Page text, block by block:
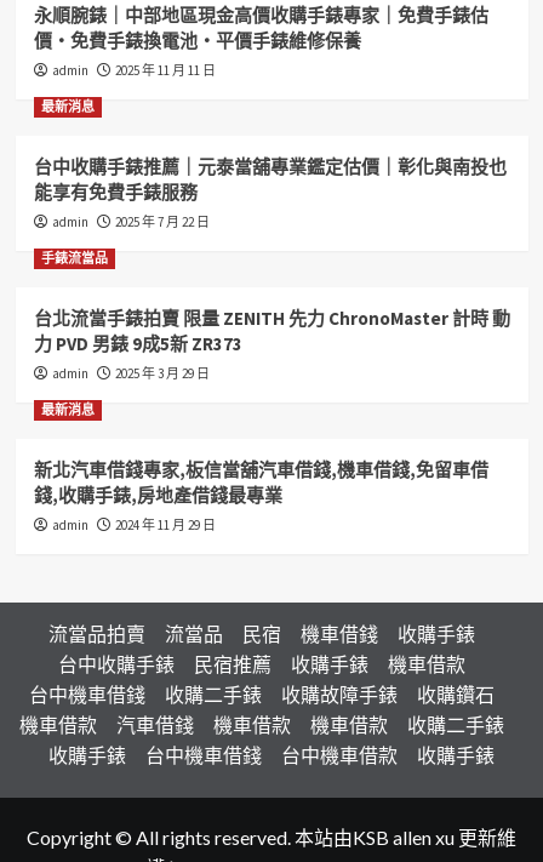
永順腕錶｜中部地區現金高價收購手錶專家｜免費手錶估
價・免費手錶換電池・平價手錶維修保養
admin 2025 年 11 月 11 日
最新消息
台中收購手錶推薦｜元泰當舖專業鑑定估價｜彰化與南投也
能享有免費手錶服務
admin 2025 年 7 月 22 日
手錶流當品
台北流當手錶拍賣 限量 ZENITH 先力 ChronoMaster 計時 動
力 PVD 男錶 9成5新 ZR373
admin 2025 年 3 月 29 日
最新消息
新北汽車借錢專家,板信當舖汽車借錢,機車借錢,免留車借
錢,收購手錶,房地產借錢最專業
admin 2024 年 11 月 29 日
流當品拍賣 流當品 民宿 機車借錢
收購手錶
台中收購手錶
民宿推薦 收購手錶
機車借款
台中機車借錢
收購二手錶 收購故障手錶
收購鑽石
機車借款
汽車借錢 機車借款 機車借款
收購二手錶
收購手錶
台中機車借錢 台中機車借款 收購手錶
Copyright © All rights reserved. 本站由KSB allen xu 更新維